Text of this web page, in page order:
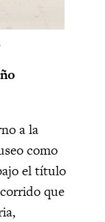
a la
como
el título
que